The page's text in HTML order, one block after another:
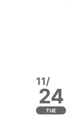
11/
24
TUE